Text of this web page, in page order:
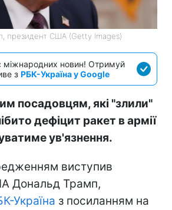
президент США (Getty Images)
міжнародних новин! Отримуй
з РБК-Україна у Google
посадовцям, які "злили"
дефіцит ракет в армії
ув'язнення.
виступив
Дональд Трамп,
Україна з посиланням на